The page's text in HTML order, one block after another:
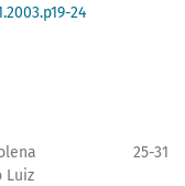
24
Luiz
25-31